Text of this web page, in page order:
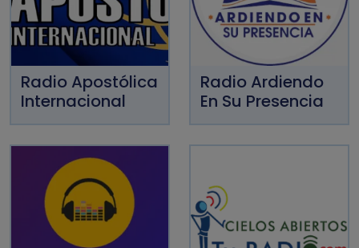
Radio Apostólica
Internacional
Radio Ardiendo
En Su Presencia